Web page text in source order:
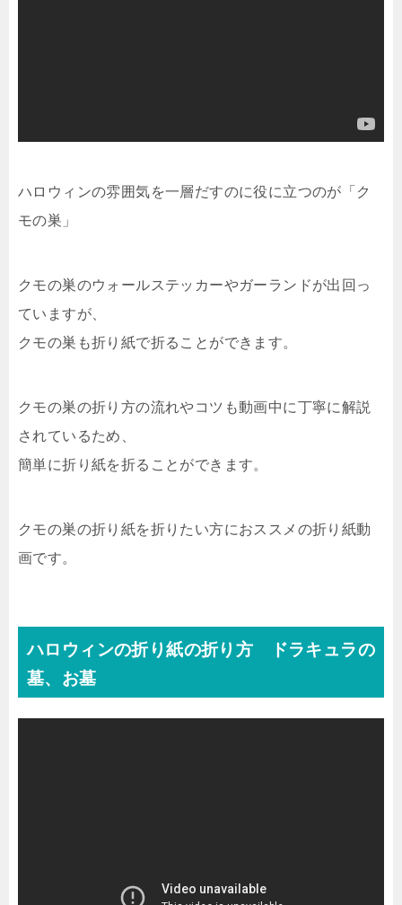
ハロウィンの雰囲気を一層だすのに役に立つのが「ク
モの巣」
クモの巣のウォールステッカーやガーランドが出回っ
ていますが、
クモの巣も折り紙で折ることができます。
クモの巣の折り方の流れやコツも動画中に丁寧に解説
されているため、
簡単に折り紙を折ることができます。
クモの巣の折り紙を折りたい方におススメの折り紙動
画です。
ハロウィンの折り紙の折り方 ドラキュラの
墓、お墓